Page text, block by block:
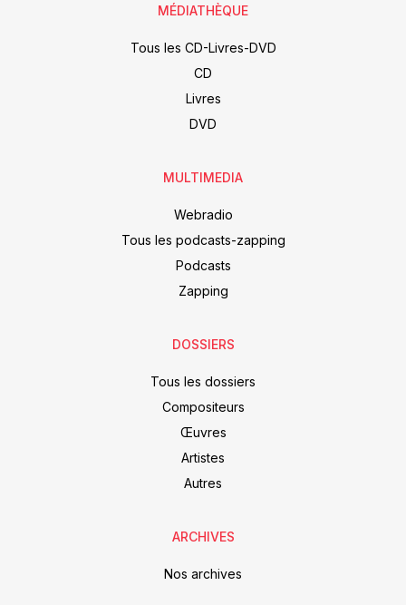
MÉDIATHÈQUE
Tous les CD-Livres-DVD
CD
Livres
DVD
MULTIMEDIA
Webradio
Tous les podcasts-zapping
Podcasts
Zapping
DOSSIERS
Tous les dossiers
Compositeurs
Œuvres
Artistes
Autres
ARCHIVES
Nos archives